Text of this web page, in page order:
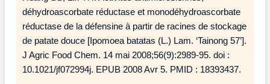
déhydroascorbate réductase et monodéhydroascorbate
réductase de la défensine à partir de racines de stockage
de patate douce [Ipomoea batatas (L.) Lam. ‘Tainong 57’].
J Agric Food Chem. 14 mai 2008;56(9):2989-95. doi :
10.1021/jf072994j. EPUB 2008 Avr 5. PMID : 18393437.